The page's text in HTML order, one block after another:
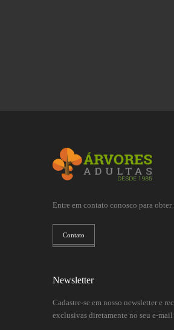
Entre em contato conosco para obter
Contato
Newsletter
Cadastre-se em nosso newsletter e
exclusivas diretamente no seu e-mail